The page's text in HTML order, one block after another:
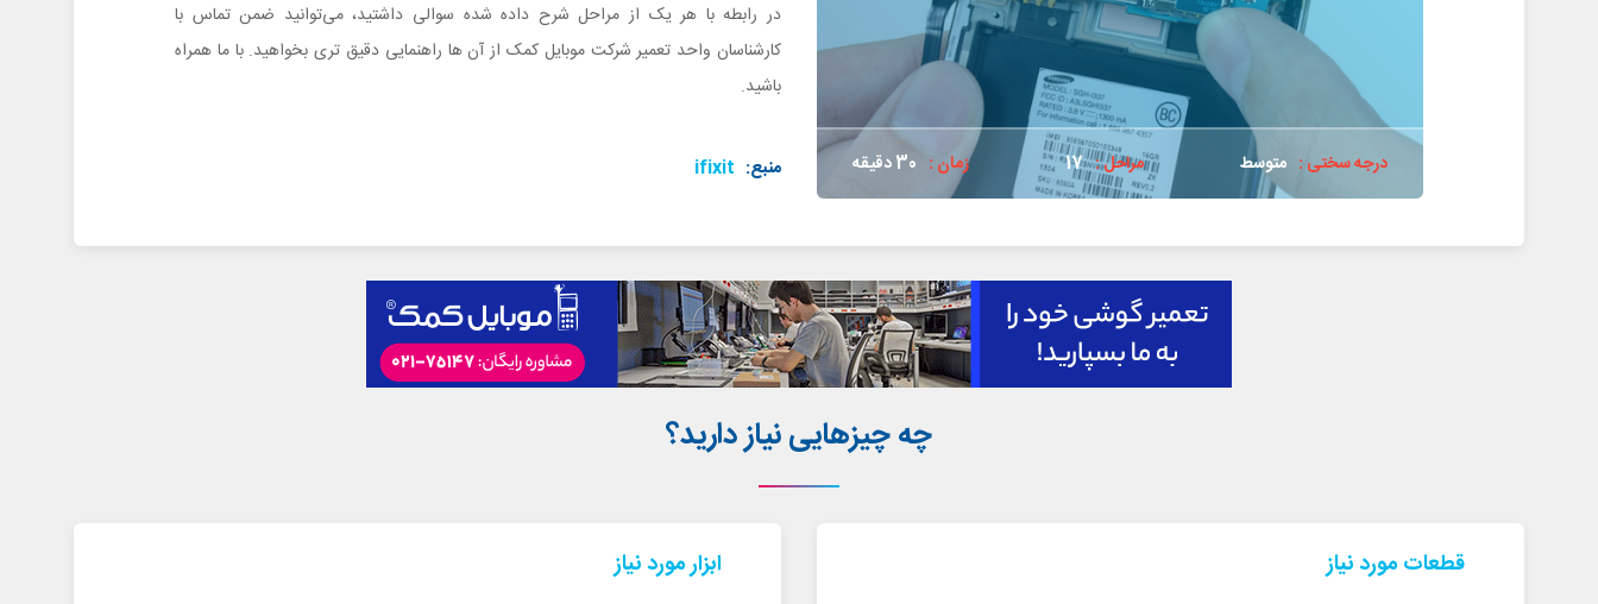
درجه سختی : متوسط مراحل : 17 زمان : 30 دقیقه
در رابطه با هر یک از مراحل شرح داده شده سوالی داشتید، می‌توانید ضمن تماس با
کارشناسان واحد تعمیر شرکت موبایل کمک از آن ها راهنمایی دقیق تری بخواهید. با ما همراه
باشید.
منبع: ifixit
چه چیزهایی نیاز دارید؟
قطعات مورد نیاز ابزار مورد نیاز